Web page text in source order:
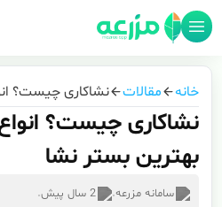
خانه مقالات نشاکاری چیست؟
نشاکاری چیست؟
بهترین بستر نشا
سامانه مزرعه. 2 سال پیش .